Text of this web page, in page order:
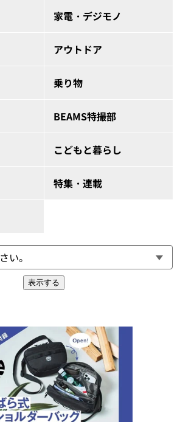
家電・デジモノ
アウトドア
乗り物
BEAMS特撮部
こどもと暮らし
特集・連載
表示する